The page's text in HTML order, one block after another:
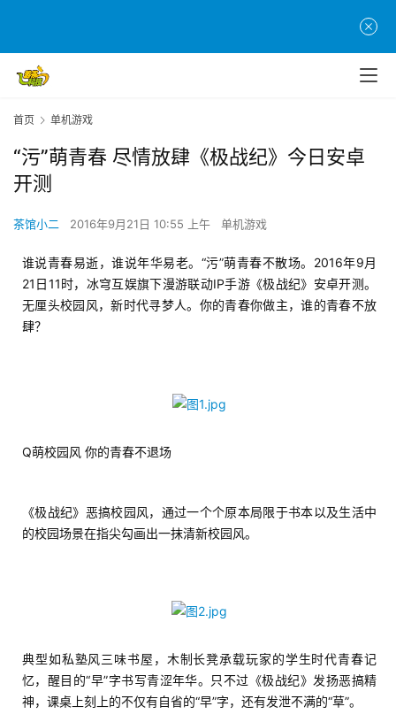
首页 单机游戏
“污”萌青春 尽情放肆《极战纪》今日安卓
开测
茶馆小二 2016年9月21日 10:55 上午 单机游戏
谁说青春易逝，谁说年华易老。“污”萌青春不散场。2016年9月
21日11时，冰穹互娱旗下漫游联动IP手游《极战纪》安卓开测。
无厘头校园风，新时代寻梦人。你的青春你做主，谁的青春不放
肆？
Q萌校园风 你的青春不退场
《极战纪》恶搞校园风，通过一个个原本局限于书本以及生活中
的校园场景在指尖勾画出一抹清新校园风。
典型如私塾风三味书屋，木制长凳承载玩家的学生时代青春记
忆，醒目的“早”字书写青涩年华。只不过《极战纪》发扬恶搞精
神，课桌上刻上的不仅有自省的“早”字，还有发泄不满的“草”。